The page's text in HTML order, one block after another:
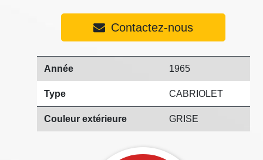
Contactez-nous
Année 1965
Type CABRIOLET
Couleur extérieure GRISE